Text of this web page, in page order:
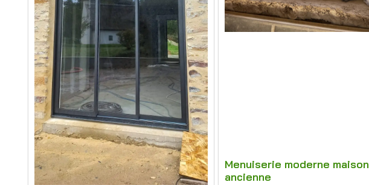
Menuiserie moderne maison
ancienne